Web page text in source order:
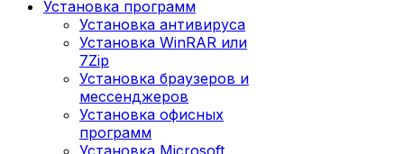
Установка программ
Установка антивируса
Установка WinRAR или
7Zip
Установка браузеров и
мессенджеров
Установка офисных
программ
Установка Microsoft